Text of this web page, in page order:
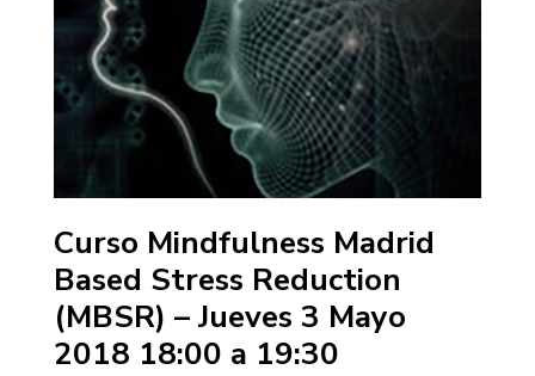
Curso Mindfulness Madrid
Based Stress Reduction
(MBSR) – Jueves 3 Mayo
2018 18:00 a 19:30